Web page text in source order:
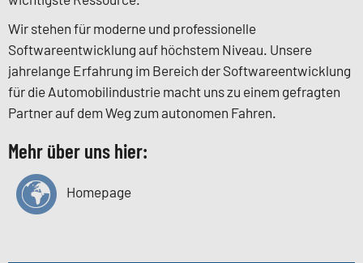
Wir stehen für moderne und professionelle
Softwareentwicklung auf höchstem Niveau. Unsere
jahrelange Erfahrung im Bereich der Softwareentwicklung
für die Automobilindustrie macht uns zu einem gefragten
Partner auf dem Weg zum autonomen Fahren.
Mehr über uns hier:
Homepage